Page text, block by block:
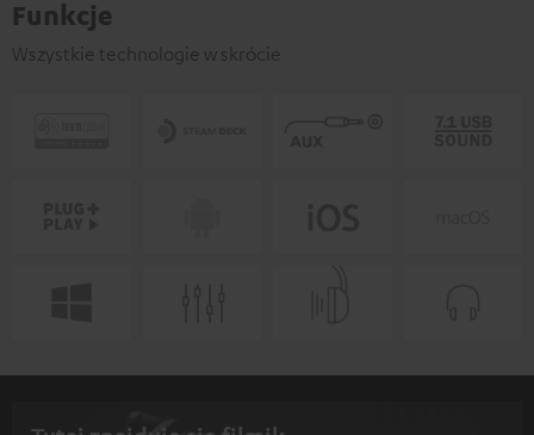
Funkcje
Wszystkie technologie w skrócie